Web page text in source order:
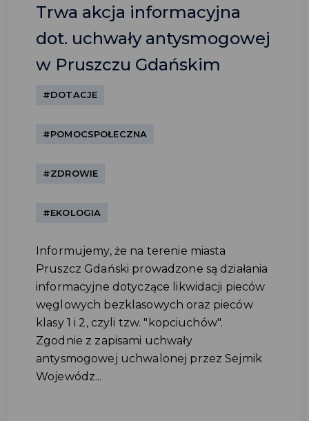
Trwa akcja informacyjna
dot. uchwały antysmogowej
w Pruszczu Gdańskim
#DOTACJE
#POMOCSPOŁECZNA
#ZDROWIE
#EKOLOGIA
Informujemy, że na terenie miasta
Pruszcz Gdański prowadzone są działania
informacyjne dotyczące likwidacji pieców
węglowych bezklasowych oraz pieców
klasy 1 i 2, czyli tzw. "kopciuchów".
Zgodnie z zapisami uchwały
antysmogowej uchwalonej przez Sejmik
Wojewódz...